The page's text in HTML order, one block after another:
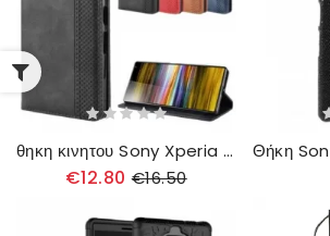
θηκη κινητου Sony Xperia 10 Plus Θήκη Flip Faux Leather Vintage Απλό
€12.80 €16.50